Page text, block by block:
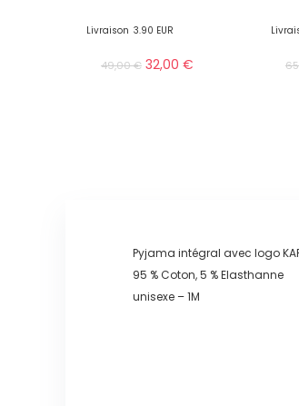
Livraison 3.90 EUR
49,00€ 32,00 €
Pyjama intégral avec logo KARL
95 % Coton, 5 % Elasthanne
unisexe – 1M